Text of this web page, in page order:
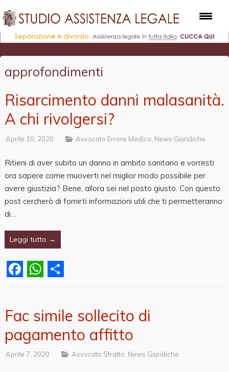
approfondimenti
Risarcimento danni malasanità.
A chi rivolgersi?
Aprile 10, 2020 Avvocato Errore Medico News Giuridiche
Ritieni di aver subito un danno in ambito sanitario e vorresti
ora sapere come muoverti nel miglior modo possibile per
avere giustizia? Bene, allora sei nel posto giusto. Con questo
post cercherò di fornirti informazioni utili che ti permetteranno
di…
Leggi tutto →
Facebook
WhatsApp
Share
Fac simile sollecito di
pagamento affitto
Aprile 7, 2020 Avvocato Sfratto, News Giuridiche